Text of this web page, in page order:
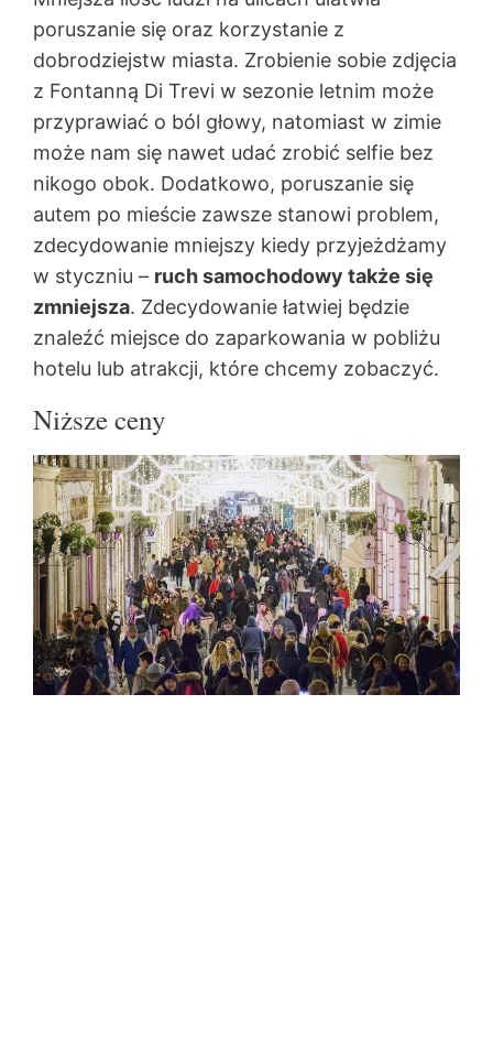
poruszanie się oraz korzystanie z
dobrodziejstw miasta. Zrobienie sobie zdjęcia
z Fontanną Di Trevi w sezonie letnim może
przyprawiać o ból głowy, natomiast w zimie
może nam się nawet udać zrobić selfie bez
nikogo obok. Dodatkowo, poruszanie się
autem po mieście zawsze stanowi problem,
zdecydowanie mniejszy kiedy przyjeżdżamy
w styczniu – ruch samochodowy także się
zmniejsza. Zdecydowanie łatwiej będzie
znaleźć miejsce do zaparkowania w pobliżu
hotelu lub atrakcji, które chcemy zobaczyć.
Niższe ceny